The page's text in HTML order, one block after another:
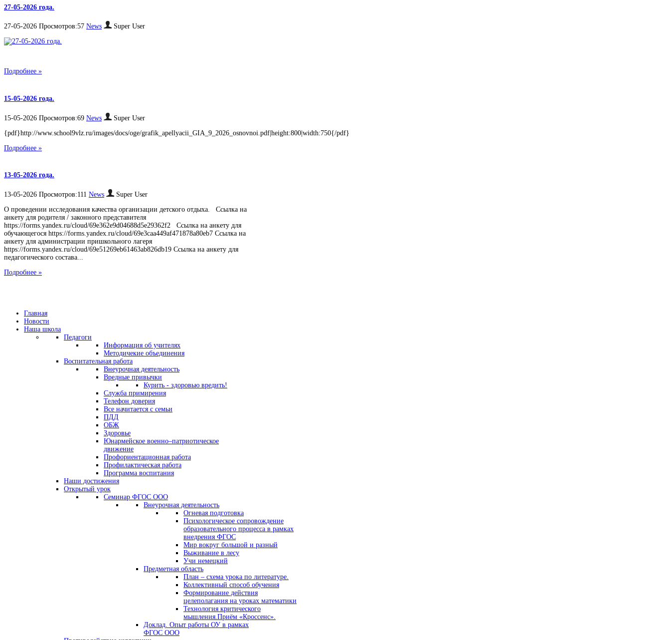
27-05-2026 года.
27-05-2026 Просмотров:57 News Super User
Подробнее »
15-05-2026 года.
15-05-2026 Просмотров:69 News
Super User
{pdf}http://www.school9vlz.ru/images/docs/oge/grafik_apellyacii_GIA_9_2026_osnovnoi.pdf|height:800|width:750{/pdf}
Подробнее »
13-05-2026 года.
13-05-2026 Просмотров:111 News
Super User
О проведении исследования качества организации детского отдыха. Ссылка на
анкету для родителя / законного представителя
https://forms.yandex.ru/cloud/69e362e9d04688d5e29362f2 Ссылка на анкету для
обучающегося https://forms.yandex.ru/cloud/69e3caa449af471878a80eb7 Ссылка на
анкету для администрации пришкольного лагеря
https://forms.yandex.ru/cloud/69e51269eb61463ab826db19 Ссылка на анкету для
педагогического состава...
Подробнее »
Главная
Новости
Наша школа
Педагоги
Информация об учителях
Методичекие объединения
Воспитательная работа
Внеурочная деятельность
Вредные привычки
Курить - здоровью вредить!
Служба примирения
Телефон доверия
Все начитается с семьи
ПДД
ОБЖ
Здоровье
Юнармейское военно–патриотическое
движение
Профориентационная работа
Профилактическая работа
Программа воспитания
Наши достижения
Открытый урок
Семинар ФГОС ООО
Внеурочная деятельность
Огневая подготовка
Психологическое сопровождение
образовательного процесса в рамках
внедрения ФГОС
Мир вокруг большой и разный
Выживание в лесу
Учи немецкий
Предметная область
План – схема урока по литературе.
Коллективный способ обучения
Формирование действия
целеполагания на уроках математики
Технология критического
мышления.Приём «Кроссенс».
Доклад. Опыт работы ОУ в рамках
ФГОС ООО